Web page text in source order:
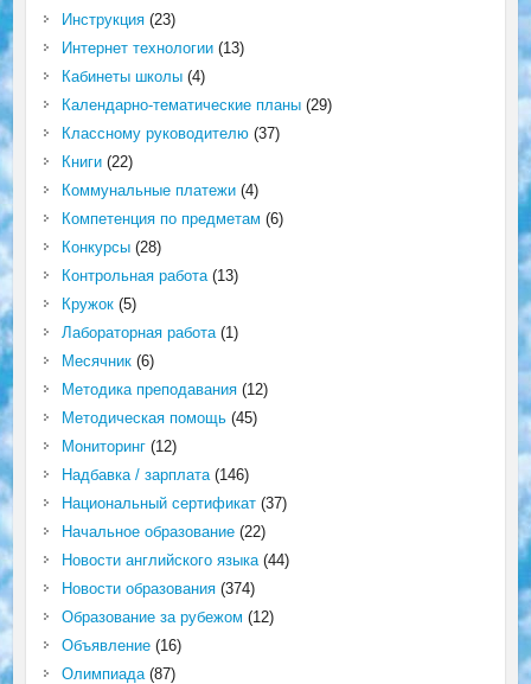
Инструкция(23)
Интернет технологии(13)
Кабинеты школы(4)
Календарно-тематические планы(29)
Классному руководителю(37)
Книги(22)
Коммунальные платежи(4)
Компетенция по предметам (6)
Конкурсы(28)
Контрольная работа(13)
Кружок(5)
Лабораторная работа(1)
Месячник(6)
Методика преподавания(12)
Методическая помощь(45)
Мониторинг(12)
Надбавка / зарплата(146)
Национальный сертификат(37)
Начальное образование(22)
Новости английского языка(44)
Новости образования(374)
Образование за рубежом (12)
Объявление(16)
Олимпиада(87)